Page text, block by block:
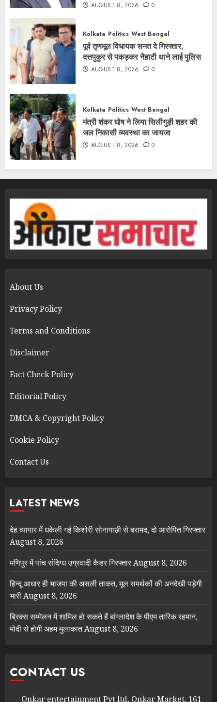
AUGUST 8, 2026 0
Kolkata Politics West Bengal
पूर्व तृणमूल विधायक सनत दे गिरफ्तार,
दत्तपुकुर से पकड़कर नैहाटी थाने लाई पुलिस
AUGUST 8, 2026 0
Kolkata Politics West Bengal
मंत्री शंकर घोष ने लिया सिलीगुड़ी शहर की
जल निकासी व्यवस्था का जायजा
AUGUST 8, 2026 0
About Us
Privacy Policy
Terms and Conditions
Disclaimer
Fact Check Policy
Editorial Policy
DMCA & Copyright Policy
Cookie Policy
Contact Us
LATEST NEWS
देह व्यापार में धकेली गई किशोरी सोनागाछी से बरामद, दो आरोपित गिरफ्तार
August 8, 2026
मणिपुर में पांच संदिग्ध उग्रवादी कैडर गिरफ्तारAugust 8, 2026
हिन्दू आधार ही भाजपा की असली ताकत, मूल समर्थकों की अनदेखी पड़ेगी
भारीAugust 8, 2026
ब्रिक्स सम्मेलन में शामिल हाे सकते हैं बांग्लादेश के पीएम तारिक रहमान,
मोदी से होगी अहम मुलाकातAugust 8, 2026
CONTACT US
Onkar entertainment Pvt ltd, Onkar Market, 161